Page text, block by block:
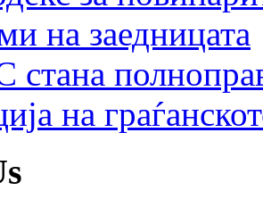
на заедницата
на